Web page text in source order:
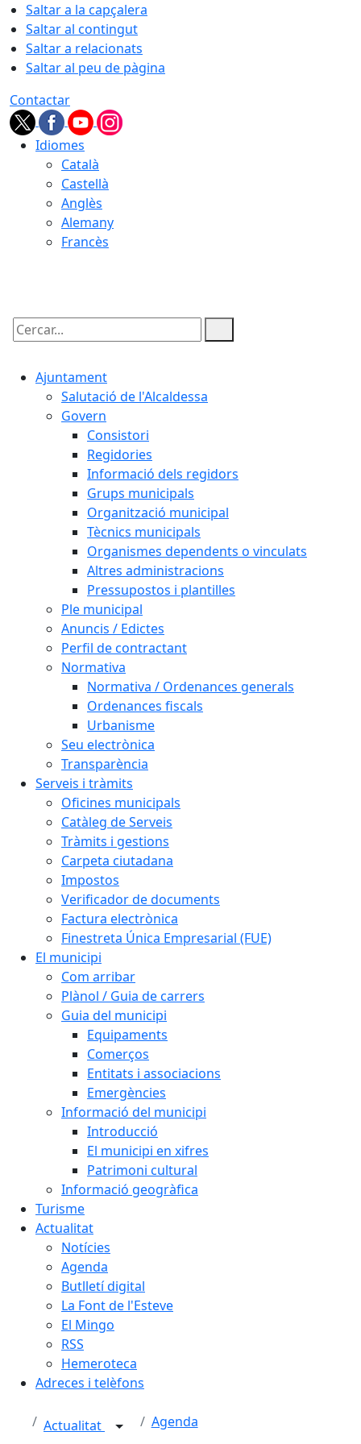
Saltar a la capçalera
Saltar al contingut
Saltar a relacionats
Saltar al peu de pàgina
Contactar
Idiomes
Català
Castellà
Anglès
Alemany
Francès
Cercar:
Ajuntament
Salutació de l'Alcaldessa
Govern
Consistori
Regidories
Informació dels regidors
Grups municipals
Organització municipal
Tècnics municipals
Organismes dependents o vinculats
Altres administracions
Pressupostos i plantilles
Ple municipal
Anuncis / Edictes
Perfil de contractant
Normativa
Normativa / Ordenances generals
Ordenances fiscals
Urbanisme
Seu electrònica
Transparència
Serveis i tràmits
Oficines municipals
Catàleg de Serveis
Tràmits i gestions
Carpeta ciutadana
Impostos
Verificador de documents
Factura electrònica
Finestreta Única Empresarial (FUE)
El municipi
Com arribar
Plànol / Guia de carrers
Guia del municipi
Equipaments
Comerços
Entitats i associacions
Emergències
Informació del municipi
Introducció
El municipi en xifres
Patrimoni cultural
Informació geogràfica
Turisme
Actualitat
Notícies
Agenda
Butlletí digital
La Font de l'Esteve
El Mingo
RSS
Hemeroteca
Adreces i telèfons
Actualitat Agenda